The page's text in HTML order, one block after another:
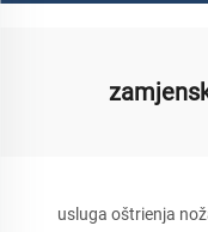
usluga oštrienja